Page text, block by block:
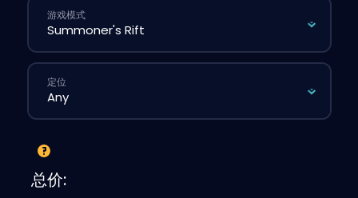
游戏模式
定位
总价: